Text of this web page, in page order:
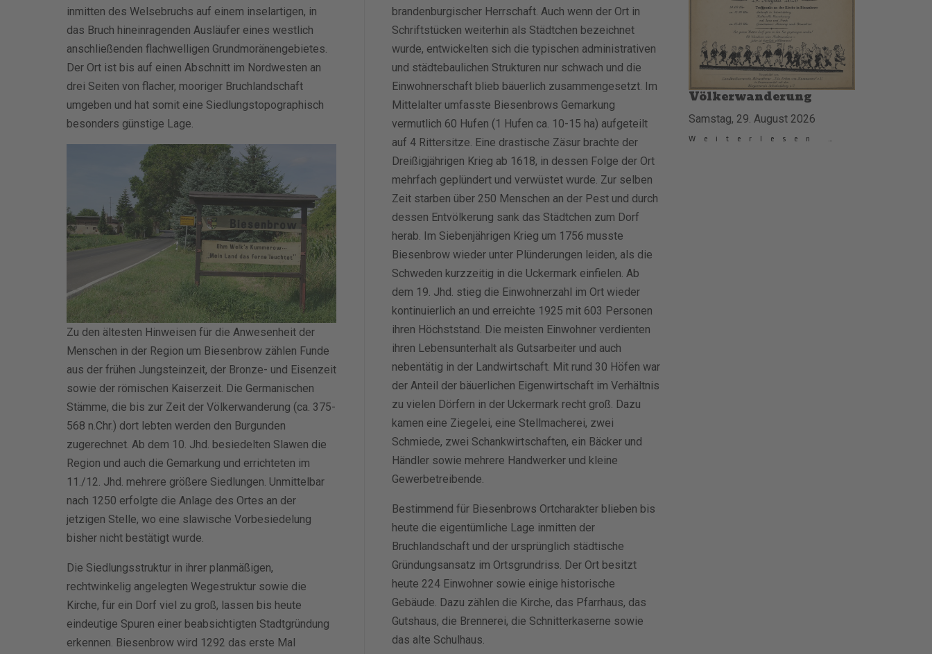
inmitten des Welsebruchs auf einem inselartigen, in
das Bruch hineinragenden Ausläufer eines westlich
anschließenden flachwelligen Grundmoränengebietes.
Der Ort ist bis auf einen Abschnitt im Nordwesten an
drei Seiten von flacher, mooriger Bruchlandschaft
umgeben und hat somit eine Siedlungstopographisch
besonders günstige Lage.
Zu den ältesten Hinweisen für die Anwesenheit der
Menschen in der Region um Biesenbrow zählen Funde
aus der frühen Jungsteinzeit, der Bronze- und Eisenzeit
sowie der römischen Kaiserzeit. Die Germanischen
Stämme, die bis zur Zeit der Völkerwanderung (ca. 375-
568 n.Chr.) dort lebten werden den Burgunden
zugerechnet. Ab dem 10. Jhd. besiedelten Slawen die
Region und auch die Gemarkung und errichteten im
11./12. Jhd. mehrere größere Siedlungen. Unmittelbar
nach 1250 erfolgte die Anlage des Ortes an der
jetzigen Stelle, wo eine slawische Vorbesiedelung
bisher nicht bestätigt wurde.
Die Siedlungsstruktur in ihrer planmäßigen,
rechtwinkelig angelegten Wegestruktur sowie die
Kirche, für ein Dorf viel zu groß, lassen bis heute
eindeutige Spuren einer beabsichtigten Stadtgründung
erkennen. Biesenbrow wird 1292 das erste Mal
brandenburgischer Herrschaft. Auch wenn der Ort in
Schriftstücken weiterhin als Städtchen bezeichnet
wurde, entwickelten sich die typischen administrativen
und städtebaulichen Strukturen nur schwach und die
Einwohnerschaft blieb bäuerlich zusammengesetzt. Im
Mittelalter umfasste Biesenbrows Gemarkung
vermutlich 60 Hufen (1 Hufen ca. 10-15 ha) aufgeteilt
auf 4 Rittersitze. Eine drastische Zäsur brachte der
Dreißigjährigen Krieg ab 1618, in dessen Folge der Ort
mehrfach geplündert und verwüstet wurde. Zur selben
Zeit starben über 250 Menschen an der Pest und durch
dessen Entvölkerung sank das Städtchen zum Dorf
herab. Im Siebenjährigen Krieg um 1756 musste
Biesenbrow wieder unter Plünderungen leiden, als die
Schweden kurzzeitig in die Uckermark einfielen. Ab
dem 19. Jhd. stieg die Einwohnerzahl im Ort wieder
kontinuierlich an und erreichte 1925 mit 603 Personen
ihren Höchststand. Die meisten Einwohner verdienten
ihren Lebensunterhalt als Gutsarbeiter und auch
nebentätig in der Landwirtschaft. Mit rund 30 Höfen war
der Anteil der bäuerlichen Eigenwirtschaft im Verhältnis
zu vielen Dörfern in der Uckermark recht groß. Dazu
kamen eine Ziegelei, eine Stellmacherei, zwei
Schmiede, zwei Schankwirtschaften, ein Bäcker und
Händler sowie mehrere Handwerker und kleine
Gewerbetreibende.
Bestimmend für Biesenbrows Ortcharakter blieben bis
heute die eigentümliche Lage inmitten der
Bruchlandschaft und der ursprünglich städtische
Gründungsansatz im Ortsgrundriss. Der Ort besitzt
heute 224 Einwohner sowie einige historische
Gebäude. Dazu zählen die Kirche, das Pfarrhaus, das
Gutshaus, die Brennerei, die Schnitterkaserne sowie
das alte Schulhaus.
Völkerwanderung
Samstag, 29. August 2026
Weiterlesen …